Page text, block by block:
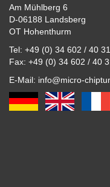
Am Mühlberg 6
D-06188 Landsberg
OT Hohenthurm
Tel: +49 (0) 34 602 / 40
Fax: +49 (0) 34 602 / 40
E-Mail: info@micro-